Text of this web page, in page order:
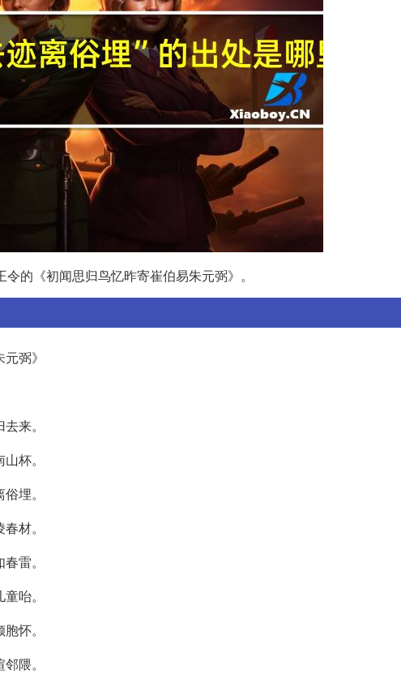
令的《初闻思归鸟忆昨寄崔伯易朱元弼》。
弼》
来。
杯。
埋。
材。
雷。
咍。
怀。
隈。